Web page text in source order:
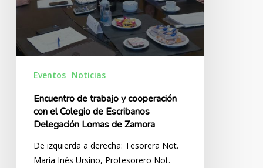
Escribanos
Lomas
de
Eventos Noticias
Encuentro de trabajo y cooperación
con el Colegio de Escribanos
Delegación Lomas de Zamora
De izquierda a derecha: Tesorera Not.
María Inés Ursino, Protesorero Not.